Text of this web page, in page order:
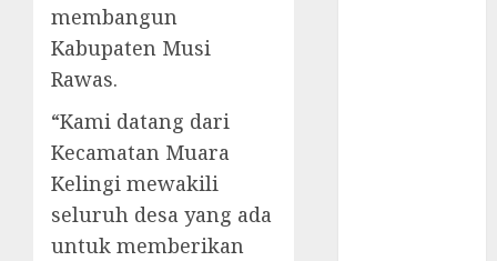
membangun
Kabupaten Musi
Rawas.
“Kami datang dari
Kecamatan Muara
Kelingi mewakili
seluruh desa yang ada
untuk memberikan